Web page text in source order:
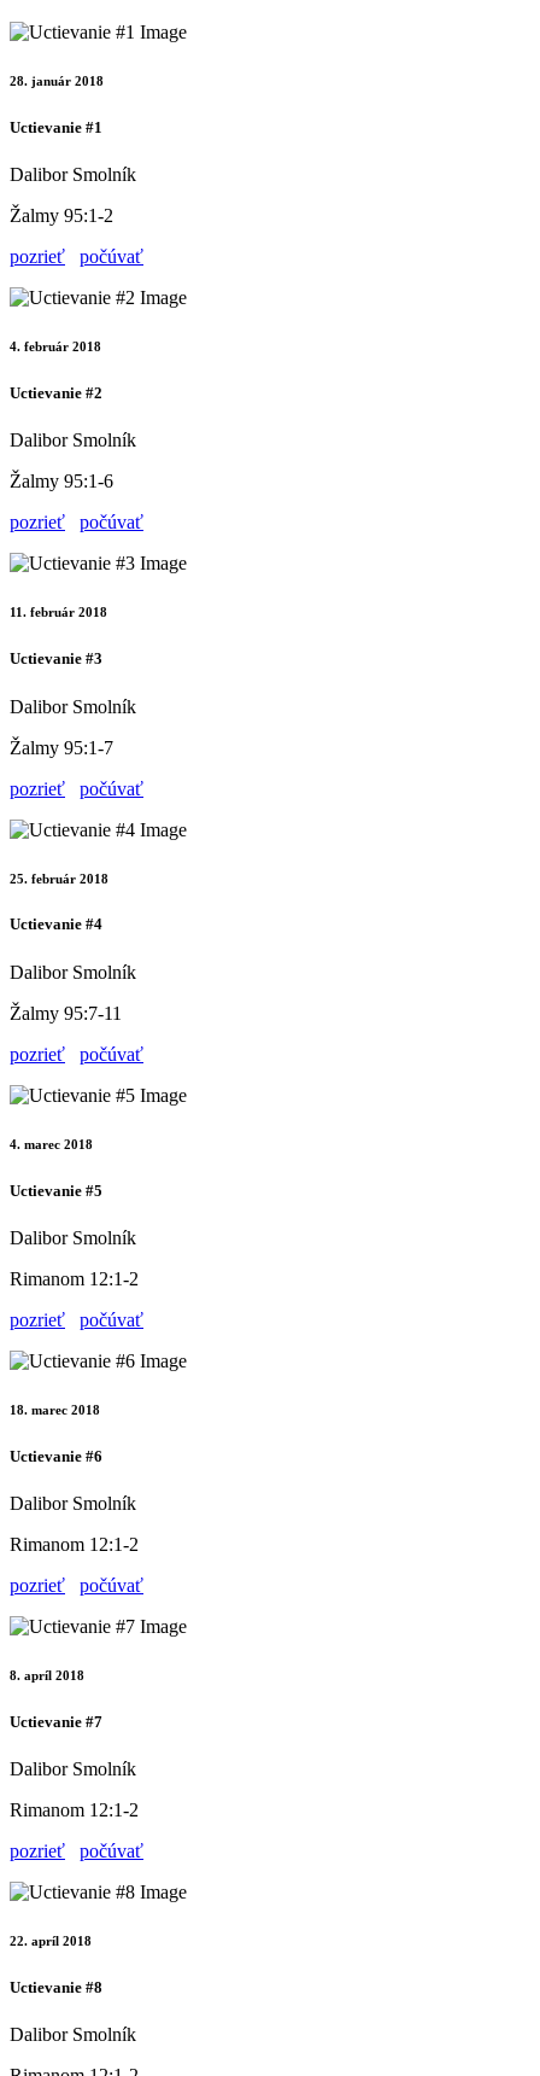
28. január 2018
Uctievanie #1
Dalibor Smolník
Žalmy 95:1-2
pozrieť
počúvať
4. február 2018
Uctievanie #2
Dalibor Smolník
Žalmy 95:1-6
pozrieť
počúvať
11. február 2018
Uctievanie #3
Dalibor Smolník
Žalmy 95:1-7
pozrieť
počúvať
25. február 2018
Uctievanie #4
Dalibor Smolník
Žalmy 95:7-11
pozrieť
počúvať
4. marec 2018
Uctievanie #5
Dalibor Smolník
Rimanom 12:1-2
pozrieť
počúvať
18. marec 2018
Uctievanie #6
Dalibor Smolník
Rimanom 12:1-2
pozrieť
počúvať
8. apríl 2018
Uctievanie #7
Dalibor Smolník
Rimanom 12:1-2
pozrieť
počúvať
22. apríl 2018
Uctievanie #8
Dalibor Smolník